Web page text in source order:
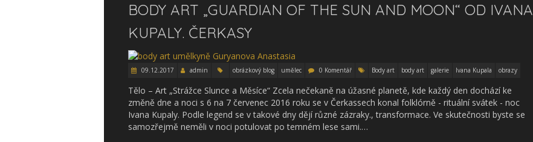
BODY ART „GUARDIAN OF THE SUN AND MOON“ OD IVANA
KUPALY. ČERKASY
09.12.2017 admin obrázkový blog umělec 0 Komentář Body art body art galerie Ivana Kupala obrazy
Tělo – Art „Strážce Slunce a Měsíce“ Zcela nečekaně na úžasné planetě, kde každý den dochází ke
změně dne a noci s 6 na 7 červenec 2016 roku se v Čerkassech konal folklórně - rituální svátek - noc
Ivana Kupaly. Podle legend se v takové dny dějí různé zázraky., transformace. Ve skutečnosti byste se
samozřejmě neměli v noci potulovat po temném lese sami.…